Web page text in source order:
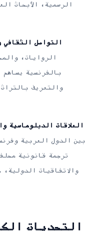
الرسمية، الأبحاث
التواصل الثقافي
الروايات،
بالفرنسية
والتعريف
العلاقات الدبلوماسية
بين الدول العربية
ترجمة قانونية
والاتفاقيات الدولية،